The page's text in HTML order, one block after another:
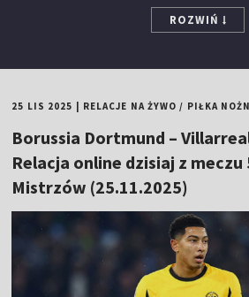
ROZWIŃ
25 LIS 2025 RELACJE NA ŻYWO / PIŁKA
Borussia Dortmund –
Relacja online dzisiaj z
Mistrzów (25.11.2025)